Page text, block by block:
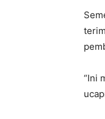
“Ini